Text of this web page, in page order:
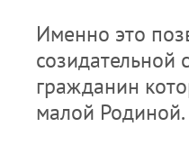
Именно это
созидательной
гражданин
малой Родиной.